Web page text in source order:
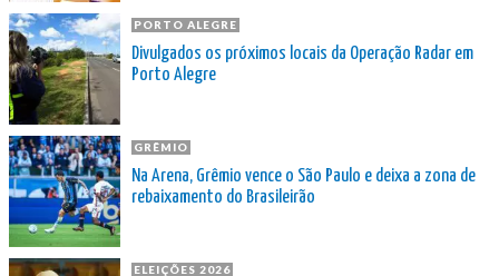
PORTO ALEGRE
Divulgados os próximos locais da Operação Radar em
Porto Alegre
GRÊMIO
Na Arena, Grêmio vence o São Paulo e deixa a zona de
rebaixamento do Brasileirão
ELEIÇÕES 2026